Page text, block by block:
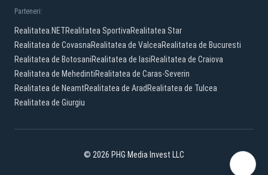
Parteneri:
Realitatea.NETRealitatea SportivaRealitatea Star
Realitatea de CovasnaRealitatea de ValceaRealitatea de Bucuresti
Realitatea de BotosaniRealitatea de IasiRealitatea de Craiova
Realitatea de MehedintiRealitatea de Caras-Severin
Realitatea de NeamtRealitatea de AradRealitatea de Tulcea
Realitatea de Giurgiu
© 2026 PHG Media Invest LLC